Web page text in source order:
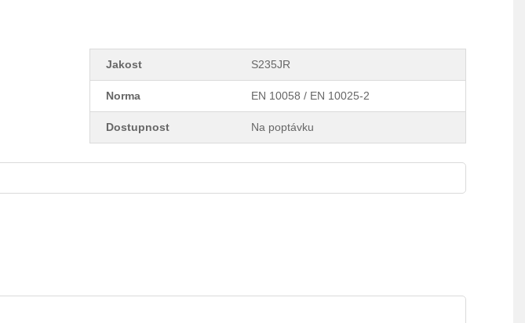
Jakost S235JR
Norma EN 10058 / EN 10025-2
Dostupnost Na poptávku